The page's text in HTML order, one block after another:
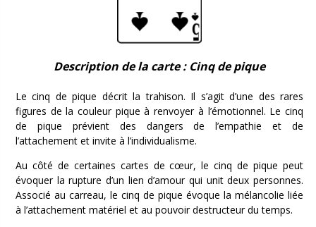
Description de la carte : Cinq de pique
Le cinq de pique décrit la trahison. Il s’agit d’une des rares
figures de la couleur pique à renvoyer à l’émotionnel. Le cinq
de pique prévient des dangers de l’empathie et de
l’attachement et invite à l’individualisme.
Au côté de certaines cartes de cœur, le cinq de pique peut
évoquer la rupture d’un lien d’amour qui unit deux personnes.
Associé au carreau, le cinq de pique évoque la mélancolie liée
à l’attachement matériel et au pouvoir destructeur du temps.